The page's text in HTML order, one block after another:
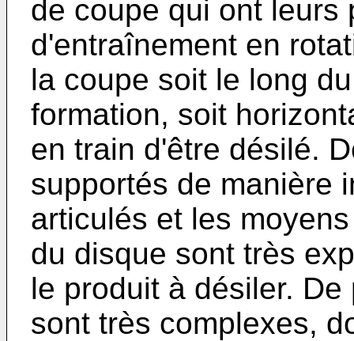
de coupe qui ont leurs
d'entraînement en
la coupe soit le long
formation, soit
en train d'être désilé.
supportés de manière
articulés et les
du disque sont très
le produit à désiler.
sont très complexes,